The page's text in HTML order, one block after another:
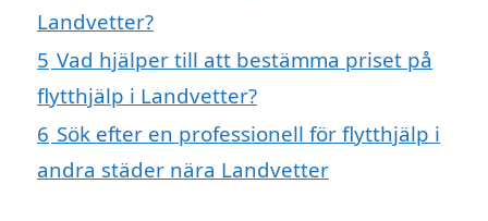
Landvetter?
5 Vad hjälper till att bestämma priset på
flytthjälp i Landvetter?
6 Sök efter en professionell för flytthjälp i
andra städer nära Landvetter